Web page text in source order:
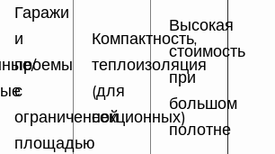
Гаражи
и
проемы
с
ограниченной
площадью
Компактность,
теплоизоляция
(для
секционных)
Высокая
стоимость
при
большом
полотне